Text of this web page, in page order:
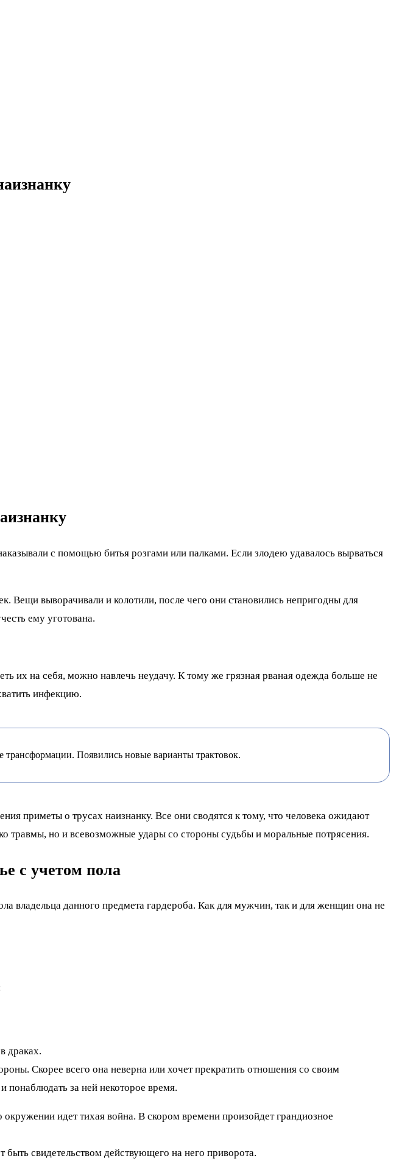
с помощью битья розгами или палками. Если злодею удавалось вырваться
Вещи выворачивали и колотили, после чего они становились непригодны для
ему уготована.
их на себя, можно навлечь неудачу. К тому же грязная рваная одежда больше не
инфекцию.
Появились новые варианты трактовок.
приметы о трусах наизнанку. Все они сводятся к тому, что человека ожидают
травмы, но и всевозможные удары со стороны судьбы и моральные потрясения.
с учетом пола
владельца данного предмета гардероба. Как для мужчин, так и для женщин она не
драках.
Скорее всего она неверна или хочет прекратить отношения со своим
понаблюдать за ней некоторое время.
идет тихая война. В скором времени произойдет грандиозное
свидетельством действующего на него приворота.